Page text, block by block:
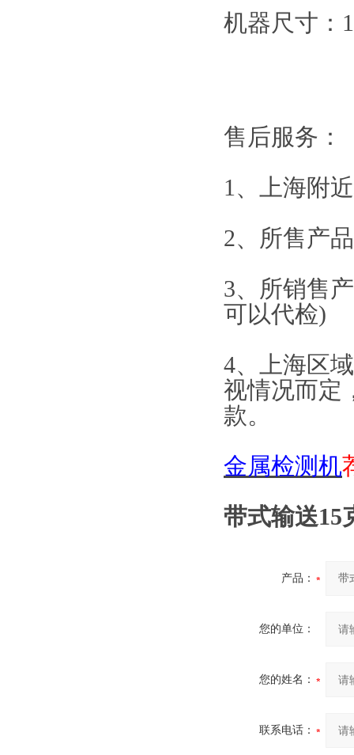
机器尺寸：
售后服务：
1、上海附
2、所售产
3、所销售
可以代检)
4、上海区
视情况而定
款。
金属检测机
带式输送15
产品：
您的单位：
您的姓名：
联系电话：